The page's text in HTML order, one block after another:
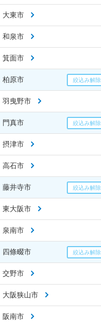
大東市
和泉市
箕面市
柏原市
羽曳野市
門真市
摂津市
高石市
藤井寺市
東大阪市
泉南市
四條畷市
交野市
大阪狭山市
阪南市